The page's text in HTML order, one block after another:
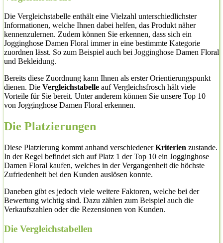
Die Vergleichstabelle enthält eine Vielzahl unterschiedlichster
Informationen, welche Ihnen dabei helfen, das Produkt näher
kennenzulernen. Zudem können Sie erkennen, dass sich ein
Jogginghose Damen Floral immer in eine bestimmte Kategorie
zuordnen lässt. So zum Beispiel auch bei Jogginghose Damen Floral
und Bekleidung.
Bereits diese Zuordnung kann Ihnen als erster Orientierungspunkt
dienen. Die Vergleichstabelle auf Vergleichsfrosch hält viele
Vorteile für Sie bereit. Unter anderem können Sie unsere Top 10
von Jogginghose Damen Floral erkennen.
Die Platzierungen
Diese Platzierung kommt anhand verschiedenerKriterien zustande.
In der Regel befindet sich auf Platz 1 der Top 10 ein Jogginghose
Damen Floral kaufen, welches in der Vergangenheit die höchste
Zufriedenheit bei den Kunden auslösen konnte.
Daneben gibt es jedoch viele weitere Faktoren, welche bei der
Bewertung wichtig sind. Dazu zählen zum Beispiel auch die
Verkaufszahlen oder die Rezensionen von Kunden.
Die Vergleichstabellen